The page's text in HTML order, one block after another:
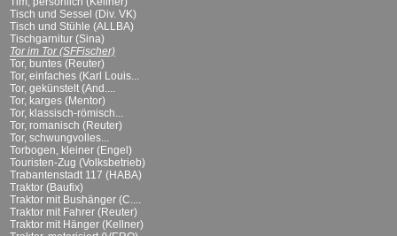
Tisch und Sessel (Div. VK)
Tisch und Stühle (ALLBA)
Tischgarnitur (Sina)
Tor im Tor (SFFischer)
Tor, buntes (Reuter)
Tor, einfaches (Karl Louis...
Tor, gekünstelt (And....
Tor, karges (Mentor)
Tor, klassisch-römisch...
Tor, romanisch (Reuter)
Tor, schwungvolles...
Torbogen, kleiner (Engel)
Touristen-Zug (Volksbetrieb)
Trabantenstadt 117 (HABA)
Traktor (Baufix)
Traktor mit Bushänger (C....
Traktor mit Fahrer (Reuter)
Traktor mit Hänger (Kellner)